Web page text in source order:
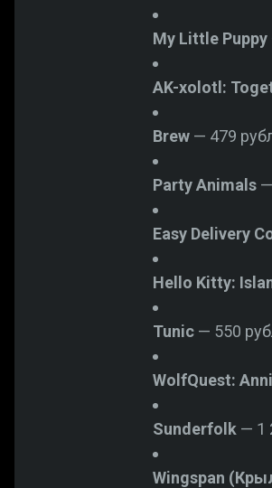
My Little Puppy
AK-xolotl:
Brew — 479
Party Animals—
Easy Delivery
Hello Kitty:
Tunic— 550
WolfQuest:
Sunderfolk — 1
Wingspan